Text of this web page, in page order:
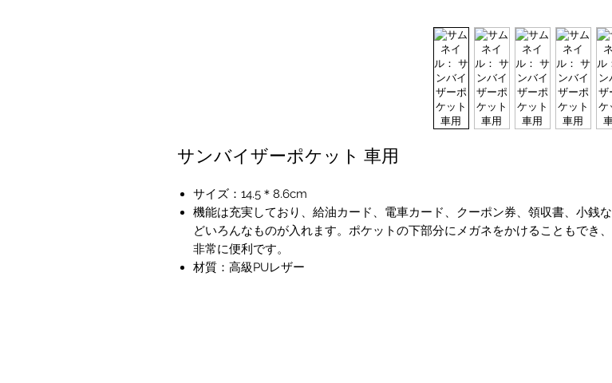
サンバイザーポケット 車用
サイズ：14.5＊8.6cm
機能は充実しており、給油カード、電車カード、クーポン券、領収書、小銭な
どいろんなものが入れます。ポケットの下部分にメガネをかけることもでき、
非常に便利です。
材質：高級PUレザー